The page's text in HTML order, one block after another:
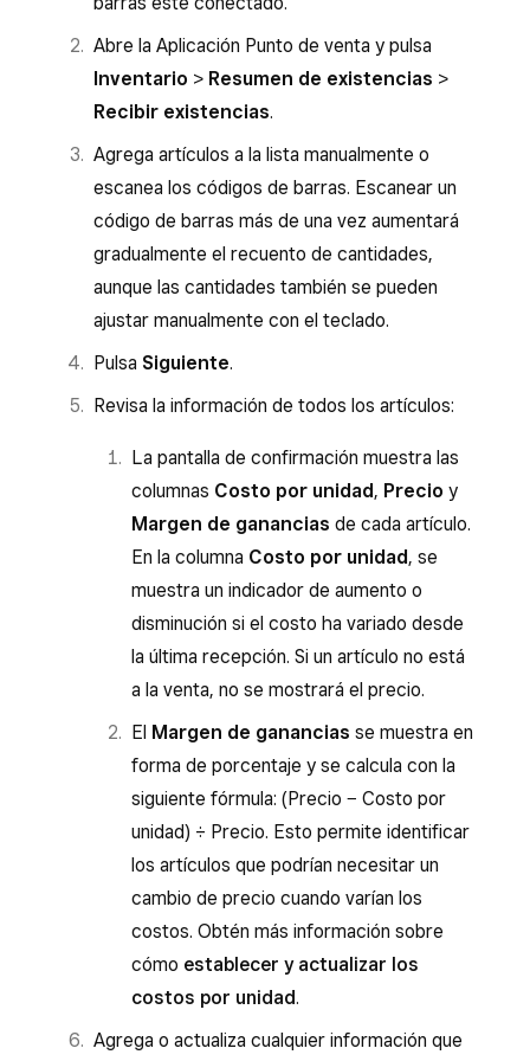
Editar artículo. Desplázate hacia abajo
hasta la secciónVariantes.
Variantes, haz clic enDisponiblepara una
variante determinada. De lo contrario, haz
clic en el nombre de la variante y, luego, en
Inventario.
Selecciona
y haz clic en la
columna
emergente del inventario.
Selecciona la acción que quieras llevar a
cabo (existencias recibidas, conteo de
inventario, daños, robos, pérdidas o
devolución de existencias) y ajusta el
número de unidades.
Haz clic enListoy, luego,Guardar.
agrega el costo por unidad o el proveedor,
si es necesario.
Haz clic en
(•••)
en la línea para realizar
distintas acciones, como recibir
existencias, administrarlas, agregarlas a una
orden de compra o de transferencia y
editar la alerta de existencias bajas.
Haz clic en
Acciones
Abre la Aplicación Punto de venta y pulsa
Inventario > Resumen de existencias >
Recibir existencias.
Agrega artículos a la lista manualmente o
escanea los códigos de barras. Escanear un
código de barras más de una vez aumentará
gradualmente el recuento de cantidades,
aunque las cantidades también se pueden
ajustar manualmente con el teclado.
Pulsa Siguiente.
Revisa la información de todos los artículos:
La pantalla de confirmación muestra las
columnas Costo por unidad, Precio y
Margen de ganancias de cada artículo.
En la columna Costo por unidad, se
muestra un indicador de aumento o
disminución si el costo ha variado desde
la última recepción. Si un artículo no está
a la venta, no se mostrará el precio.
El Margen de ganancias se muestra en
forma de porcentaje y se calcula con la
siguiente fórmula: (Precio − Costo por
unidad) ÷ Precio. Esto permite identificar
los artículos que podrían necesitar un
cambio de precio cuando varían los
costos. Obtén más información sobre
cómo establecer y actualizar los
costos por unidad.
Agrega o actualiza cualquier información que